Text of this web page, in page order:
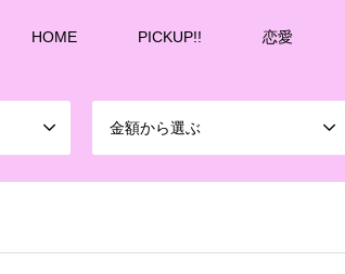
HOME PICKUP!! 恋愛
金額から選ぶ